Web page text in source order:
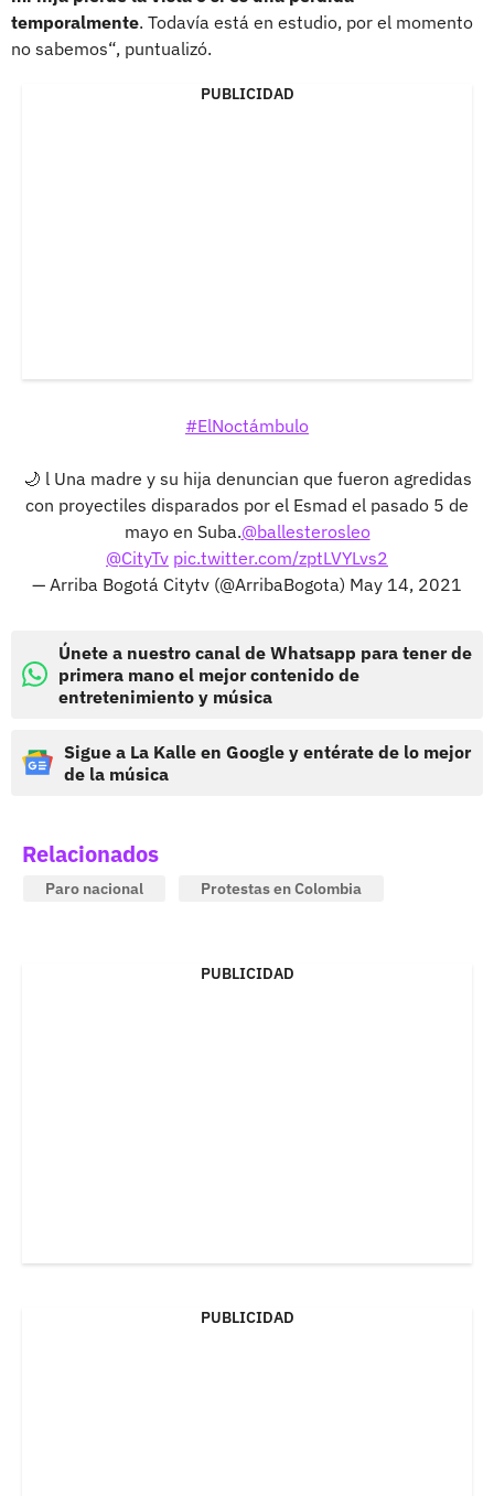
temporalmente. Todavía está en estudio, por el momento
no sabemos“, puntualizó.
PUBLICIDAD
#ElNoctámbulo
🌙 l Una madre y su hija denuncian que fueron agredidas
con proyectiles disparados por el Esmad el pasado 5 de
mayo en Suba.@ballesterosleo
@CityTv pic.twitter.com/zptLVYLvs2
— Arriba Bogotá Citytv (@ArribaBogota) May 14, 2021
Únete a nuestro canal de Whatsapp para tener de
primera mano el mejor contenido de
entretenimiento y música
Sigue a La Kalle en Google y entérate de lo mejor
de la música
Relacionados
Paro nacional Protestas en Colombia
PUBLICIDAD
PUBLICIDAD